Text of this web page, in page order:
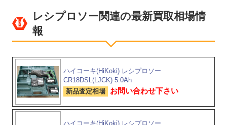
レシプロソー関連の最新買取相場情
報
ハイコーキ(HiKoki) レシプロソー
CR18DSL(LJCK) 5.0Ah
新品査定相場 お問い合わせ下さい
ハイコーキ(HiKoki) レシプロソー